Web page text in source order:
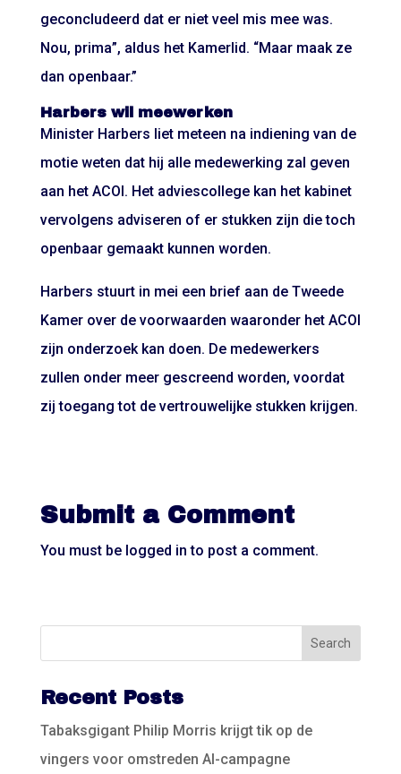
geconcludeerd dat er niet veel mis mee was.
Nou, prima”, aldus het Kamerlid. “Maar maak ze
dan openbaar.”
Harbers wil meewerken
Minister Harbers liet meteen na indiening van de
motie weten dat hij alle medewerking zal geven
aan het ACOI. Het adviescollege kan het kabinet
vervolgens adviseren of er stukken zijn die toch
openbaar gemaakt kunnen worden.
Harbers stuurt in mei een brief aan de Tweede
Kamer over de voorwaarden waaronder het ACOI
zijn onderzoek kan doen. De medewerkers
zullen onder meer gescreend worden, voordat
zij toegang tot de vertrouwelijke stukken krijgen.
Submit a Comment
You must be logged in to post a comment.
Recent Posts
Tabaksgigant Philip Morris krijgt tik op de
vingers voor omstreden AI-campagne